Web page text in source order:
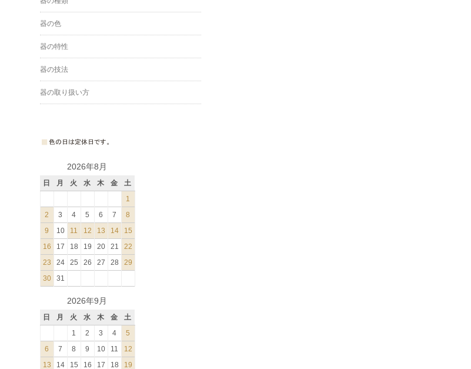
器の色
器の特性
器の技法
器の取り扱い方
2026年8月
日 月 火 水 木 金
土
1
2
3 4 5 6 7
8
9
10 11 12 13 14
15
16
17 18 19 20 21
22
23
24 25 26 27 28
29
30
31
2026年9月
日 月 火 水 木 金
土
1
2 3 4
5
6
7 8 9 10 11
12
13
14 15 16 17 18 19